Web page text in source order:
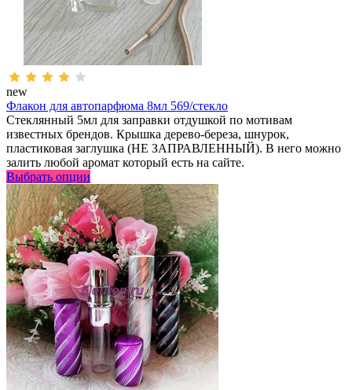
new
Флакон для автопарфюма 8мл 569/стекло
Стеклянный 5мл для заправки отдушкой по мотивам
известных брендов. Крышка дерево-береза, шнурок,
пластиковая заглушка (НЕ ЗАПРАВЛЕННЫЙ). В него можно
залить любой аромат который есть на сайте.
Выбрать опции